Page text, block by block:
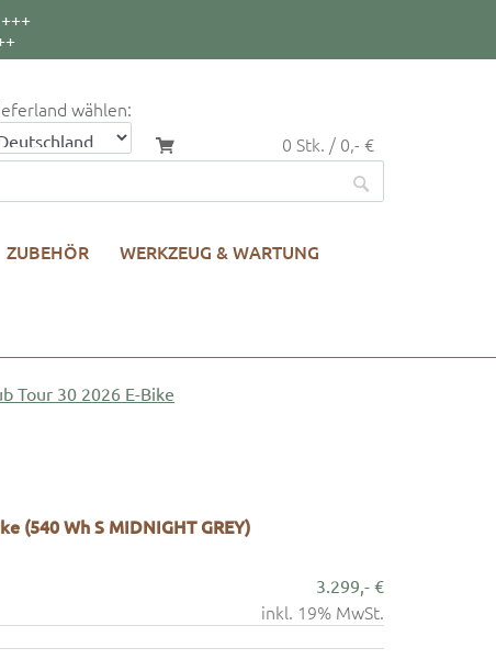
wählen:
0 Stk. / 0,- €
ZUBEHÖR WERKZEUG & WARTUNG
Tour 30 2026 E-Bike
(540 Wh S MIDNIGHT GREY)
3.299,- €
inkl. 19% MwSt.